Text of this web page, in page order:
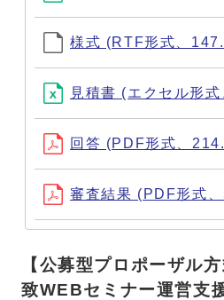
様式 (RTF形式、
見積書 (エクセル形
回答 (PDF形式、
審査結果 (PDF形式
【公募型プロポーザル
致WEBセミナー運営支